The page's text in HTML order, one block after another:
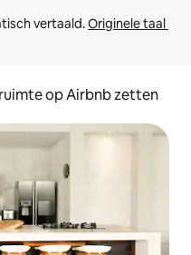
vertaald. Originele taal
op Airbnb zetten